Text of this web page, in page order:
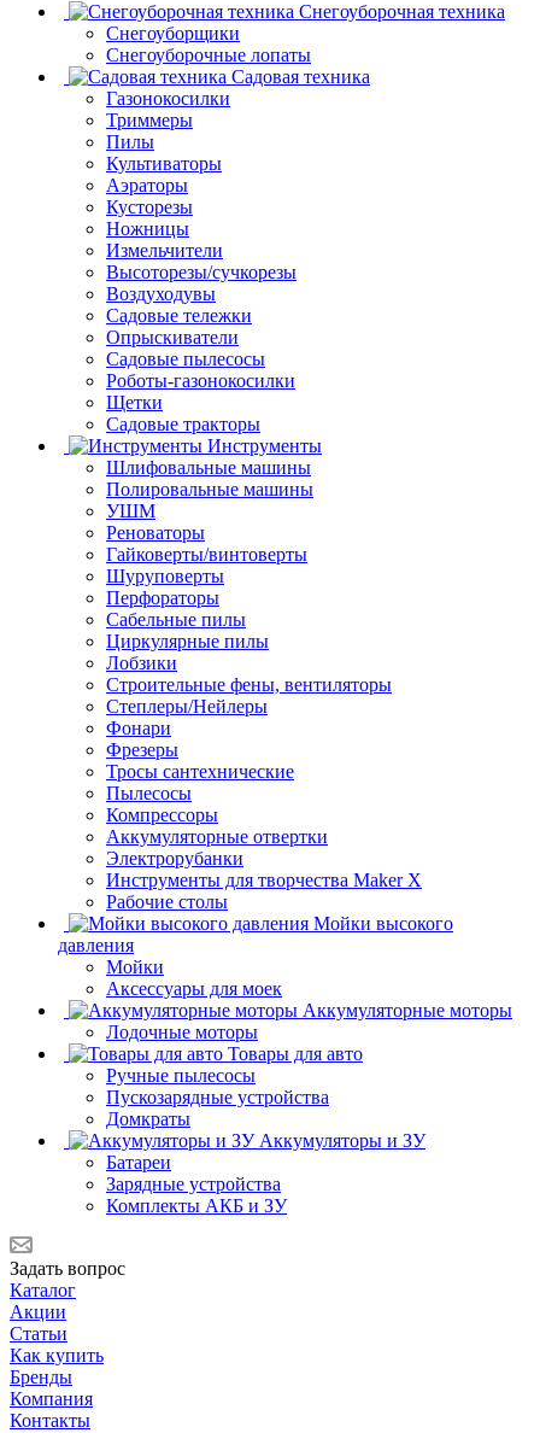
Снегоуборочная техника
Снегоуборщики
Снегоуборочные лопаты
Садовая техника
Газонокосилки
Триммеры
Пилы
Культиваторы
Аэраторы
Кусторезы
Ножницы
Измельчители
Высоторезы/сучкорезы
Воздуходувы
Садовые тележки
Опрыскиватели
Садовые пылесосы
Роботы-газонокосилки
Щетки
Садовые тракторы
Инструменты
Шлифовальные машины
Полировальные машины
УШМ
Реноваторы
Гайковерты/винтоверты
Шуруповерты
Перфораторы
Сабельные пилы
Циркулярные пилы
Лобзики
Строительные фены, вентиляторы
Степлеры/Нейлеры
Фонари
Фрезеры
Тросы сантехнические
Пылесосы
Компрессоры
Аккумуляторные отвертки
Электрорубанки
Инструменты для творчества Maker X
Рабочие столы
Мойки высокого
давления
Мойки
Аксессуары для моек
Аккумуляторные моторы
Лодочные моторы
Товары для авто
Ручные пылесосы
Пускозарядные устройства
Домкраты
Аккумуляторы и ЗУ
Батареи
Зарядные устройства
Комплекты АКБ и ЗУ
Задать вопрос
Каталог
Акции
Статьи
Как купить
Бренды
Компания
Контакты